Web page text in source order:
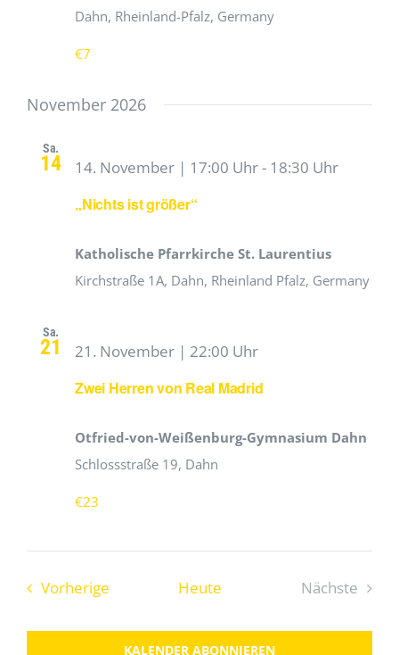
Dahn, Rheinland-Pfalz, Germany
€7
November 2026
Sa.
14
„Nichts ist größer“
14. November | 17:00 Uhr- 18:30 Uhr
Katholische Pfarrkirche St. Laurentius
Kirchstraße 1A, Dahn, Rheinland Pfalz, Germany
Sa.
21
Zwei Herren von Real Madrid
21. November | 22:00 Uhr
Otfried-von-Weißenburg-Gymnasium Dahn
Schlossstraße 19, Dahn
€23
VorherigeVeranstaltungen
Heute
Nächste
KALENDER ABONNIEREN